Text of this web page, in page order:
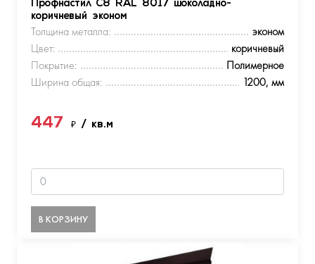
Профнастил С8 RAL 8017 шоколадно-
коричневый эконом
Толщина металла:
эконом
Цвет:
коричневый
Покрытие:
Полимерное
Ширина общая:
1200, мм
447 ₽ / кв.м
В КОРЗИНУ